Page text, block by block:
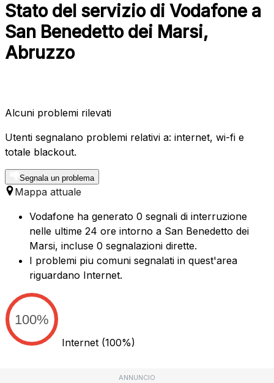
Stato del servizio di Vodafone a
San Benedetto dei Marsi,
Abruzzo
Alcuni problemi rilevati
Utenti segnalano problemi relativi a: internet, wi-fi e
totale blackout.
Segnala un problema
Mappa attuale
Vodafone ha generato 0 segnali di interruzione
nelle ultime 24 ore intorno a San Benedetto dei
Marsi, incluse 0 segnalazioni dirette.
I problemi piu comuni segnalati in quest'area
riguardano Internet.
100%
Internet (100%)
ANNUNCIO